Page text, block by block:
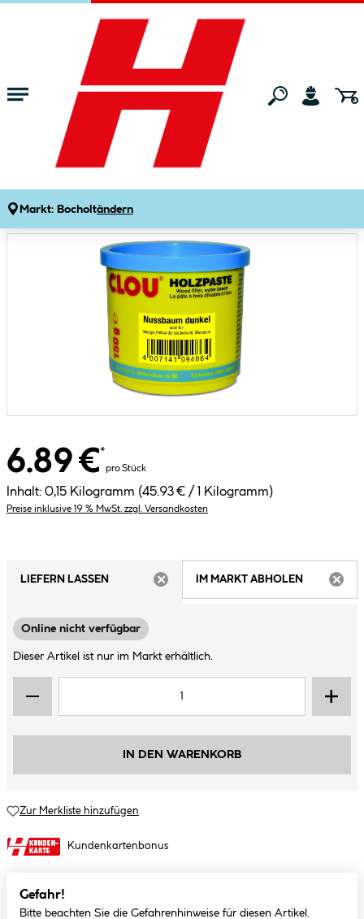
Zum Hauptinhalt springen
Markt: Bocholtändern
Bauen & Renovieren Farben & Lacke
Clou Holzpaste Nussbaum dunkel 150 g
Bildergalerie überspringen
6.89 €*
pro Stück
Inhalt: 0,15 Kilogramm (45.93 € / 1 Kilogramm)
Preise inklusive 19 % MwSt. zzgl. Versandkosten
LIEFERN LASSEN
IM MARKT ABHOLEN
Online nicht verfügbar
Dieser Artikel ist nur im Markt erhältlich.
IN DEN WARENKORB
Zur Merkliste hinzufügen
Kundenkartenbonus
Gefahr!
Bitte beachten Sie die Gefahrenhinweise für diesen Artikel.